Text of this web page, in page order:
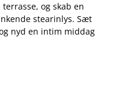
og skab en
stearinlys. Sæt
nyd en intim middag